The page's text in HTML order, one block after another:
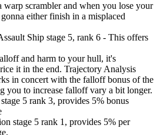
warp scrambler and when you lose your
either finish in a misplaced
Ship stage 5, rank 6 - This offers
and harm to your hull, it's
it in the end. Trajectory Analysis
in concert with the falloff bonus of the
you to increase falloff vary a bit longer.
5 rank 3, provides 5% bonus
stage 5 rank 1, provides 5% per